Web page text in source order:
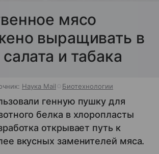
мясо
выращивать в
и табака
Наука Mail Биотехнологии
генную пушку для
белка в хлоропласты
открывает путь к
вкусных заменителей мяса.